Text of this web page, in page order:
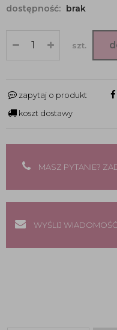
dostępność: brak
szt.
zapytaj o produkt
koszt dostawy
MASZ PYTANIE?
WYŚLIJ